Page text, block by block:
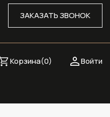
ЗАКАЗАТЬ ЗВОНОК
Войти
Корзина(0)